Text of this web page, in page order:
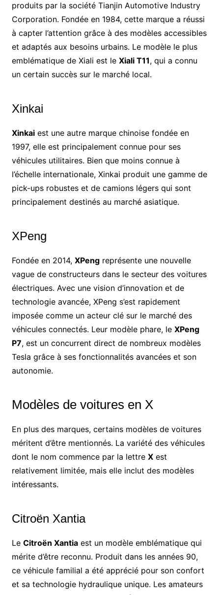
produits par la société Tianjin Automotive Industry
Corporation. Fondée en 1984, cette marque a réussi
à capter l’attention grâce à des modèles accessibles
et adaptés aux besoins urbains. Le modèle le plus
emblématique de Xiali est le Xiali T11, qui a connu
un certain succès sur le marché local.
Xinkai
Xinkaiest une autre marque chinoise fondée en
1997, elle est principalement connue pour ses
véhicules utilitaires. Bien que moins connue à
l’échelle internationale, Xinkai produit une gamme de
pick-ups robustes et de camions légers qui sont
principalement destinés au marché asiatique.
XPeng
Fondée en 2014, XPengreprésente une nouvelle
vague de constructeurs dans le secteur des voitures
électriques. Avec une vision d’innovation et de
technologie avancée, XPeng s’est rapidement
imposée comme un acteur clé sur le marché des
véhicules connectés. Leur modèle phare, le XPeng
P7, est un concurrent direct de nombreux modèles
Tesla grâce à ses fonctionnalités avancées et son
autonomie.
Modèles de voitures en X
En plus des marques, certains modèles de voitures
méritent d’être mentionnés. La variété des véhicules
dont le nom commence par la lettre Xest
relativement limitée, mais elle inclut des modèles
intéressants.
Citroën Xantia
Le Citroën Xantiaest un modèle emblématique qui
mérite d’être reconnu. Produit dans les années 90,
ce véhicule familial a été apprécié pour son confort
et sa technologie hydraulique unique. Les amateurs